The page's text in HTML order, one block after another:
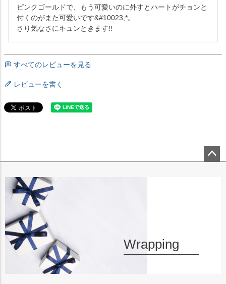
ピンクゴールドで、もう可愛いのに外すとハートがチョンと
付くのがまた可愛いです&#10023;*。
さり気なさにキュンときます!!
すべてのレビューを見る
レビューを書く
Wrapping